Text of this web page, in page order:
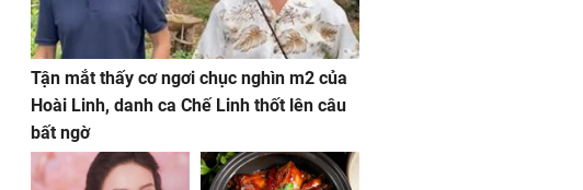
Tận mắt thấy cơ ngơi chục nghìn m2 của
Hoài Linh, danh ca Chế Linh thốt lên câu
bất ngờ